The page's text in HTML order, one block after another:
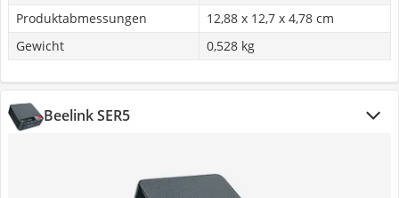
Produktabmessungen
12,88 x 12,7 x 4,78 cm
Gewicht
0,528 kg
Beelink SER5